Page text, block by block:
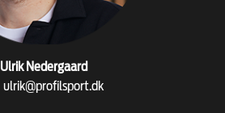
Ulrik Nedergaard
ulrik@profilsport.dk